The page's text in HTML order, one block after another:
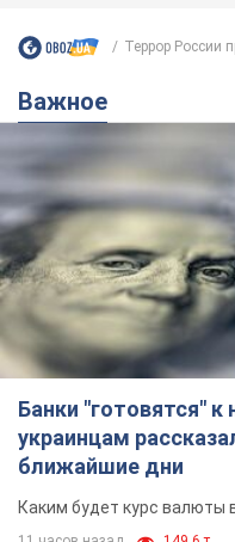
Мы в Telegram!
Подписаться
Террор России
Важное